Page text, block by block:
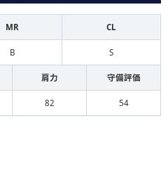
MR CL
B S
肩力 守備評価
82 54